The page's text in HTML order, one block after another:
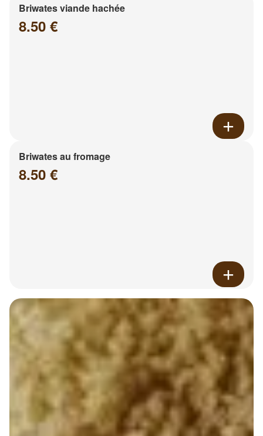
Briwates viande hachée
8.50 €
Briwates au fromage
8.50 €